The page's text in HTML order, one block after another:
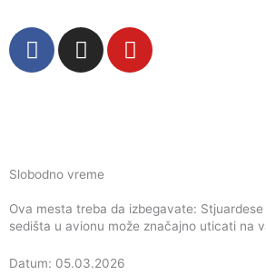
садржај
F
a
o
I
n
r
m
Y
o
Slobodno vreme
Ova mesta treba da izbegavate:
sedišta u avionu može značajno uticati na
Datum: 05.03.2026